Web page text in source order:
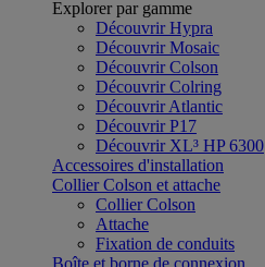
Explorer par gamme
Découvrir Hypra
Découvrir Mosaic
Découvrir Colson
Découvrir Colring
Découvrir Atlantic
Découvrir P17
Découvrir XL³ HP 6300
Accessoires d'installation
Collier Colson et attache
Collier Colson
Attache
Fixation de conduits
Boîte et borne de connexion